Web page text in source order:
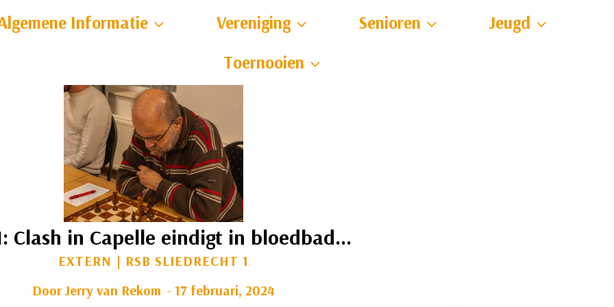
Informatie Vereniging Senioren
Jeugd
Toernooien
Clash in Capelle eindigt in bloedbad…
EXTERN | RSB SLIEDRECHT 1
DoorJerry van Rekom 17 februari, 2024